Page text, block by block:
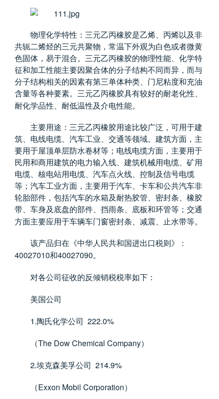
物理化学特性：三元乙丙橡胶是乙烯、丙烯以及非
共轭二烯烃的三元共聚物，常温下外观为白色或者微黄
色固体，易于混合。三元乙丙橡胶的物理性能、化学特
征和加工性能主要因聚合体的分子结构不同而异，而与
分子结构相关的因素有第三单体种类、门尼粘度和充油
含量等各种要素。三元乙丙橡胶具有较好的耐老化性、
耐化学品性、耐低温性及介电性能。
主要用途：三元乙丙橡胶用途比较广泛，可用于建
筑、电线电缆、汽车工业、交通等领域。建筑方面，主
要用于屋顶单层防水卷材等；电线电缆方面，主要用于
民用和商用建筑的电力输入线、建筑机械用电缆、矿用
电缆、核电站用电缆、汽车点火线、控制及信号电缆
等；汽车工业方面，主要用于汽车、卡车和公共汽车非
轮胎部件，包括汽车的水箱及耐热胶管、密封条、橡胶
带、车身及底盘的部件、挡雨条、底板和环管等；交通
方面主要应用于车辆车门窗密封条、减震、止水带等。
该产品归在《中华人民共和国进出口税则》：
40027010和40027090。
对各公司征收的反倾销税税率如下：
美国公司
1.陶氏化学公司 222.0%
（The Dow Chemical Company）
2.埃克森美孚公司 214.9%
（Exxon Mobil Corporation）